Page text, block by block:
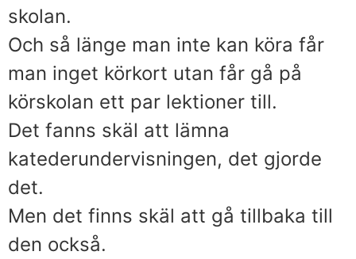
skolan.
Och så länge man inte kan köra får
man inget körkort utan får gå på
körskolan ett par lektioner till.
Det fanns skäl att lämna
katederundervisningen, det gjorde
det.
Men det finns skäl att gå tillbaka till
den också.